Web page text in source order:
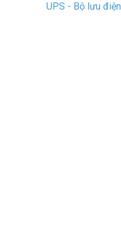
UPS - Bộ lưu điện